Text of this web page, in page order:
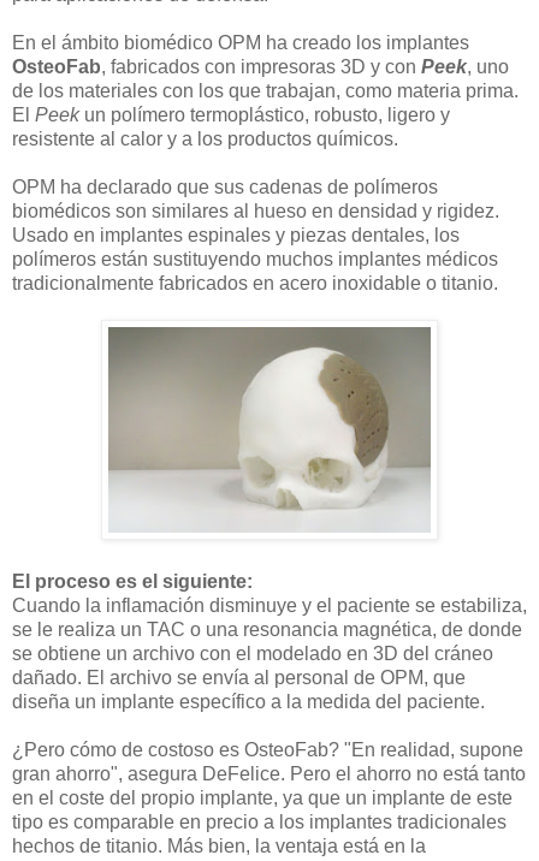
En el ámbito biomédico OPM ha creado los implantes
OsteoFab, fabricados con impresoras 3D y con Peek, uno
de los materiales con los que trabajan, como materia prima.
El Peekun polímero termoplástico, robusto, ligero y
resistente al calor y a los productos químicos.
OPM ha declarado que sus cadenas de polímeros
biomédicos son similares al hueso en densidad y rigidez.
Usado en implantes espinales y piezas dentales, los
polímeros están sustituyendo muchos implantes médicos
tradicionalmente fabricados en acero inoxidable o titanio.
El proceso es el siguiente:
Cuando la inflamación disminuye y el paciente se estabiliza,
se le realiza un TAC o una resonancia magnética, de donde
se obtiene un archivo con el modelado en 3D del cráneo
dañado. El archivo se envía al personal de OPM, que
diseña un implante específico a la medida del paciente.
¿Pero cómo de costoso es OsteoFab? "En realidad, supone
gran ahorro", asegura DeFelice. Pero el ahorro no está tanto
en el coste del propio implante, ya que un implante de este
tipo es comparable en precio a los implantes tradicionales
hechos de titanio. Más bien, la ventaja está en la